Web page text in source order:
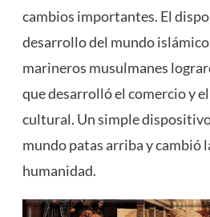
cambios importantes. El
desarrollo del mundo
marineros musulmanes
que desarrolló el comercio y
cultural. Un simple
mundo patas arriba y cambió
humanidad.